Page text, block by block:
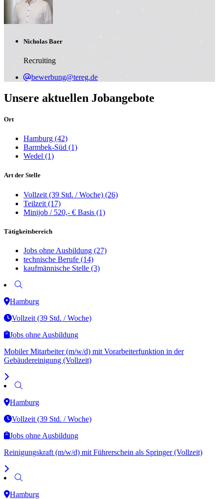
Nicholas Baer
Recruiting
bewerbung@tereg.de
Unsere aktuellen Jobangebote
Ort
Hamburg (42)
Barmbek-Süd (1)
Wedel (1)
Art der Stelle
Vollzeit (39 Std. / Woche) (26)
Teilzeit (17)
Minijob / 520,- € Basis (1)
Tätigkeitsbereich
Jobs ohne Ausbildung (27)
technische Berufe (14)
kaufmännische Stelle (3)
Hamburg
Vollzeit (39 Std. / Woche)
Jobs ohne Ausbildung
Mobiler Mitarbeiter (m/w/d) mit Vorarbeiterfunktion in der
Gebäudereinigung (Vollzeit)
Hamburg
Vollzeit (39 Std. / Woche)
Jobs ohne Ausbildung
Reinigungskraft (m/w/d) mit Führerschein als Springer (Vollzeit)
Hamburg